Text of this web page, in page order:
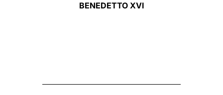
BENEDETTO XVI